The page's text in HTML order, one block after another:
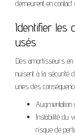
demeurent en
Identifier les
usés
Des amortisseurs en
nuisent à la sécurité
unes des
Instabilité du
risque de